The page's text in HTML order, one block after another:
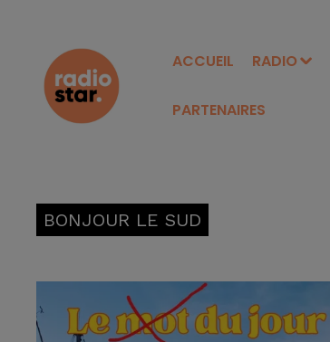
ACCUEIL RADIO
PARTENAIRES
BONJOUR LE SUD